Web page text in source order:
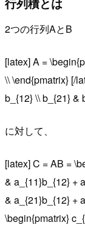
2つの行列AとB
[latex] A =
\\ \end{pmatrix} [/
b_{12} \\ b_{21} &
に対して、
[latex] C = AB =
& a_{11}b_{12} +
& a_{21}b_{12} +
\begin{pmatrix}